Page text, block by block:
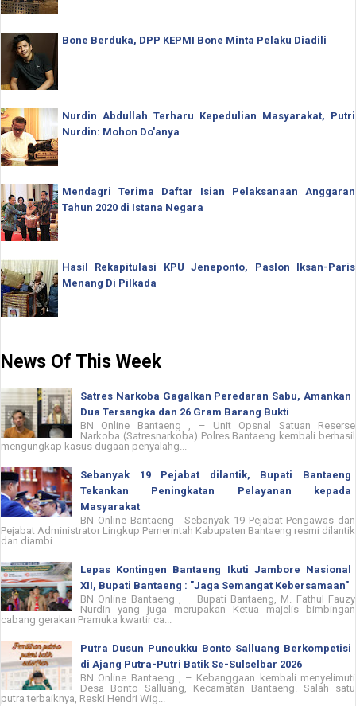
Bone Berduka, DPP KEPMI Bone Minta Pelaku Diadili
Nurdin Abdullah Terharu Kepedulian Masyarakat, Putri
Nurdin: Mohon Do'anya
Mendagri Terima Daftar Isian Pelaksanaan Anggaran
Tahun 2020 di Istana Negara
Hasil Rekapitulasi KPU Jeneponto, Paslon Iksan-Paris
Menang Di Pilkada
News Of This Week
Satres Narkoba Gagalkan Peredaran Sabu, Amankan
Dua Tersangka dan 26 Gram Barang Bukti
BN Online Bantaeng , – Unit Opsnal Satuan Reserse
Narkoba (Satresnarkoba) Polres Bantaeng kembali berhasil
mengungkap kasus dugaan penyalahg...
Sebanyak 19 Pejabat dilantik, Bupati Bantaeng
Tekankan Peningkatan Pelayanan kepada
Masyarakat
BN Online Bantaeng - Sebanyak 19 Pejabat Pengawas dan
Pejabat Administrator Lingkup Pemerintah Kabupaten Bantaeng resmi dilantik
dan diambi...
Lepas Kontingen Bantaeng Ikuti Jambore Nasional
XII, Bupati Bantaeng : "Jaga Semangat Kebersamaan"
BN Online Bantaeng , – Bupati Bantaeng, M. Fathul Fauzy
Nurdin yang juga merupakan Ketua majelis bimbingan
cabang gerakan Pramuka kwartir ca...
Putra Dusun Puncukku Bonto Salluang Berkompetisi
di Ajang Putra-Putri Batik Se-Sulselbar 2026
BN Online Bantaeng , – Kebanggaan kembali menyelimuti
Desa Bonto Salluang, Kecamatan Bantaeng. Salah satu
putra terbaiknya, Reski Hendri Wig...